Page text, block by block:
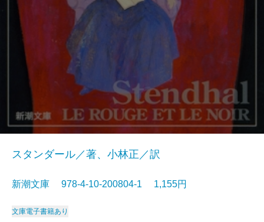
スタンダール／著、小林正／訳
新潮文庫 978-4-10-200804-1 1,155円
文庫電子書籍あり